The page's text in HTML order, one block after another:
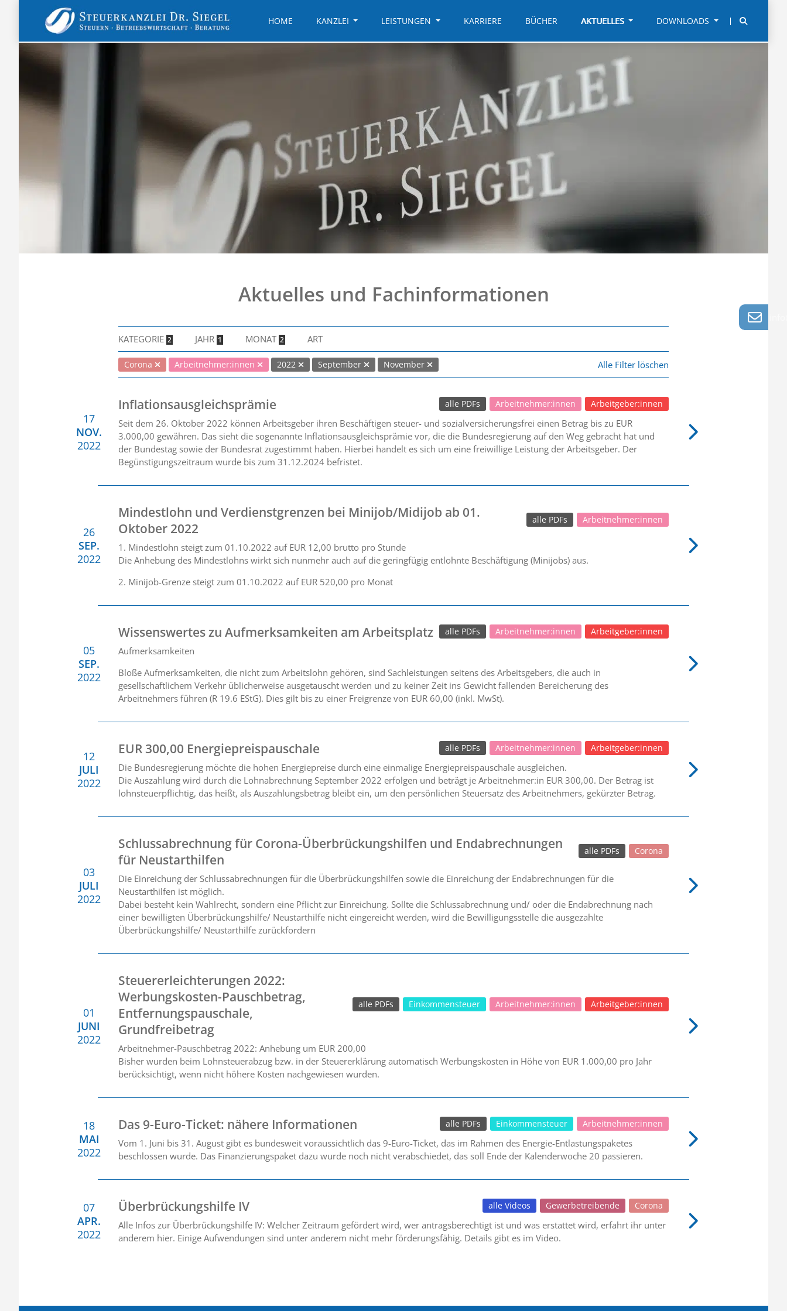
HOME KANZLEI LEISTUNGEN KARRIERE BÜCHER AKTUELLES DOWNLOADS
Aktuelles und Fachinformationen
KATEGORIE 2 JAHR 1 MONAT 2 ART
Corona Arbeitnehmer:innen 2022 September November Alle Filter löschen
17
NOV.
2022
Inflationsausgleichsprämie Arbeitgeber:innen
Arbeitnehmer:innen
alle PDFs
Seit dem 26. Oktober 2022 können Arbeitsgeber ihren Beschäftigen steuer- und sozialversicherungsfrei einen Betrag bis zu EUR
3.000,00 gewähren. Das sieht die sogenannte Inflationsausgleichsprämie vor, die die Bundesregierung auf den Weg gebracht hat und
der Bundestag sowie der Bundesrat zugestimmt haben. Hierbei handelt es sich um eine freiwillige Leistung der Arbeitsgeber. Der
Begünstigungszeitraum wurde bis zum 31.12.2024 befristet.
26
SEP.
2022
Mindestlohn und Verdienstgrenzen bei Minijob/Midijob ab 01.
Oktober 2022
Arbeitnehmer:innen
alle PDFs
1. Mindestlohn steigt zum 01.10.2022 auf EUR 12,00 brutto pro Stunde
Die Anhebung des Mindestlohns wirkt sich nunmehr auch auf die geringfügig entlohnte Beschäftigung (Minijobs) aus.
2. Minijob-Grenze steigt zum 01.10.2022 auf EUR 520,00 pro Monat
05
SEP.
2022
Wissenswertes zu Aufmerksamkeiten am Arbeitsplatz Arbeitgeber:innen
Arbeitnehmer:innen
alle PDFs
Aufmerksamkeiten
Bloße Aufmerksamkeiten, die nicht zum Arbeitslohn gehören, sind Sachleistungen seitens des Arbeitsgebers, die auch in
gesellschaftlichem Verkehr üblicherweise ausgetauscht werden und zu keiner Zeit ins Gewicht fallenden Bereicherung des
Arbeitnehmers führen (R 19.6 EStG). Dies gilt bis zu einer Freigrenze von EUR 60,00 (inkl. MwSt).
12
JULI
2022
EUR 300,00 Energiepreispauschale Arbeitgeber:innen
Arbeitnehmer:innen
alle PDFs
Die Bundesregierung möchte die hohen Energiepreise durch eine einmalige Energiepreispauschale ausgleichen.
Die Auszahlung wird durch die Lohnabrechnung September 2022 erfolgen und beträgt je Arbeitnehmer:in EUR 300,00. Der Betrag ist
lohnsteuerpflichtig, das heißt, als Auszahlungsbetrag bleibt ein, um den persönlichen Steuersatz des Arbeitnehmers, gekürzter Betrag.
03
JULI
2022
Schlussabrechnung für Corona-Überbrückungshilfen und Endabrechnungen
für Neustarthilfen
Corona
alle PDFs
Die Einreichung der Schlussabrechnungen für die Überbrückungshilfen sowie die Einreichung der Endabrechnungen für die
Neustarthilfen ist möglich.
Dabei besteht kein Wahlrecht, sondern eine Pflicht zur Einreichung. Sollte die Schlussabrechnung und/ oder die Endabrechnung nach
einer bewilligten Überbrückungshilfe/ Neustarthilfe nicht eingereicht werden, wird die Bewilligungsstelle die ausgezahlte
Überbrückungshilfe/ Neustarthilfe zurückfordern
01
JUNI
2022
Steuererleichterungen 2022:
Werbungskosten-Pauschbetrag,
Entfernungspauschale,
Grundfreibetrag
Arbeitgeber:innen
Arbeitnehmer:innen
Einkommensteuer
alle PDFs
Arbeitnehmer-Pauschbetrag 2022: Anhebung um EUR 200,00
Bisher wurden beim Lohnsteuerabzug bzw. in der Steuererklärung automatisch Werbungskosten in Höhe von EUR 1.000,00 pro Jahr
berücksichtigt, wenn nicht höhere Kosten nachgewiesen wurden.
18
MAI
2022
Das 9-Euro-Ticket: nähere Informationen Arbeitnehmer:innen
Einkommensteuer
alle PDFs
Vom 1. Juni bis 31. August gibt es bundesweit voraussichtlich das 9-Euro-Ticket, das im Rahmen des Energie-Entlastungspaketes
beschlossen wurde. Das Finanzierungspaket dazu wurde noch nicht verabschiedet, das soll Ende der Kalenderwoche 20 passieren.
07
APR.
2022
Überbrückungshilfe IV Corona
Gewerbetreibende
alle Videos
Alle Infos zur Überbrückungshilfe IV: Welcher Zeitraum gefördert wird, wer antragsberechtigt ist und was erstattet wird, erfahrt ihr unter
anderem hier. Einige Aufwendungen sind unter anderem nicht mehr förderungsfähig. Details gibt es im Video.